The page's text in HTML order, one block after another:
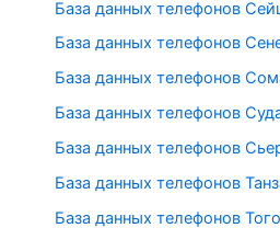
База данных телефонов
База данных телефонов
База данных телефонов
База данных телефонов
База данных телефонов
База данных телефонов
База данных телефонов Того